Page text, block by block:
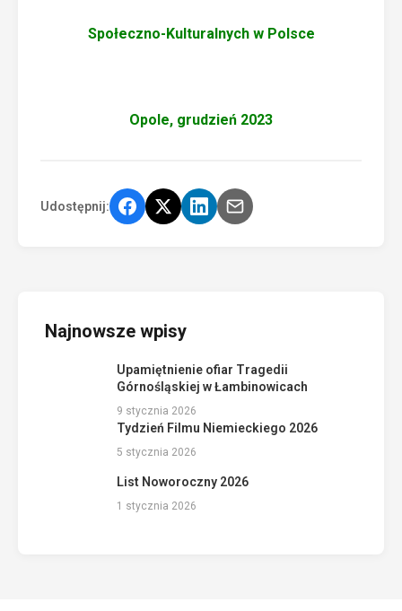
Społeczno-Kulturalnych w Polsce
Opole, grudzień 2023
Udostępnij:
Najnowsze wpisy
Upamiętnienie ofiar Tragedii
Górnośląskiej w Łambinowicach
9 stycznia 2026
Tydzień Filmu Niemieckiego 2026
5 stycznia 2026
List Noworoczny 2026
1 stycznia 2026